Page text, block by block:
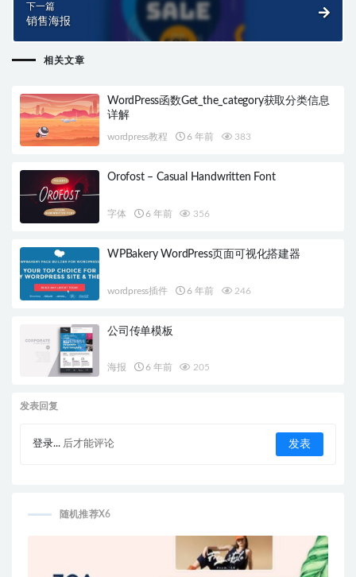
下一篇
销售海报
相关文章
WordPress函数Get_the_category获取分类信息
详解
wordpress教程 6 年前 383
Orofost – Casual Handwritten Font
字体 6 年前 356
WPBakery WordPress页面可视化搭建器
wordpress插件 6 年前 246
公司传单模板
海报 6 年前 205
发表回复
登录... 后才能评论
随机推荐X6